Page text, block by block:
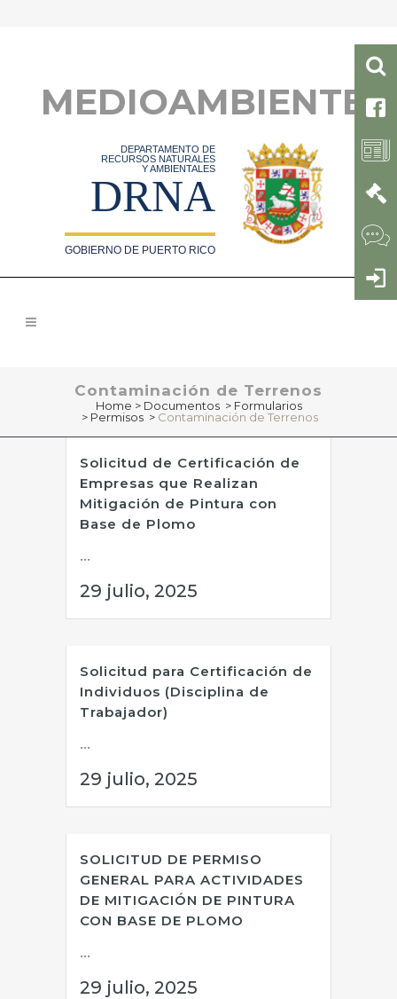
MEDIOAMBIENTE
DEPARTAMENTO DE
RECURSOS NATURALES
Y AMBIENTALES
DRNA
GOBIERNO DE PUERTO RICO
Contaminación de Terrenos
Home > Documentos > Formularios
> Permisos > Contaminación de Terrenos
Solicitud de Certificación de
Empresas que Realizan
Mitigación de Pintura con
Base de Plomo
...
29 julio, 2025
Solicitud para Certificación de
Individuos (Disciplina de
Trabajador)
...
29 julio, 2025
SOLICITUD DE PERMISO
GENERAL PARA ACTIVIDADES
DE MITIGACIÓN DE PINTURA
CON BASE DE PLOMO
...
29 julio, 2025